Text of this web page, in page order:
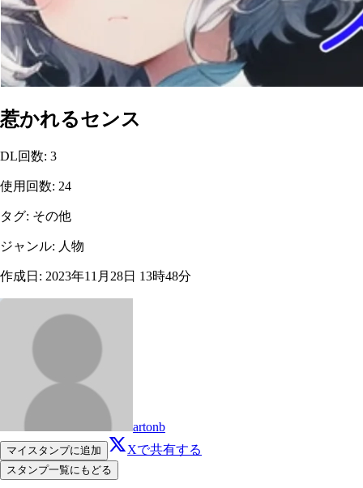
惹かれるセンス
DL回数: 3
使用回数: 24
タグ: その他
ジャンル: 人物
作成日 : 2023年11月28日 13時48分
artonb
マイスタンプに追加 Xで共有する
スタンプ一覧にもどる